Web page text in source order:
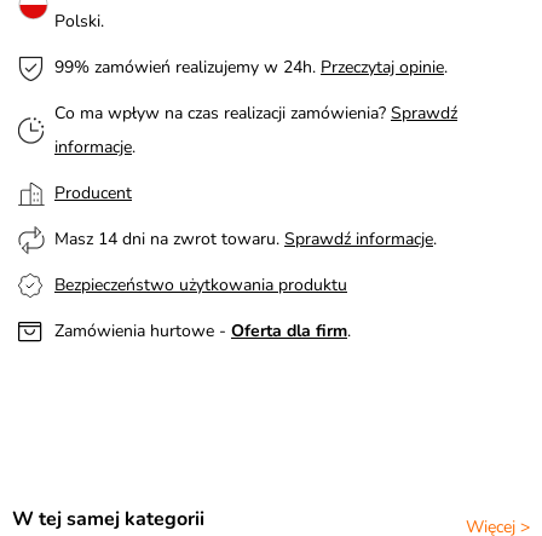
Polski.
99% zamówień realizujemy w 24h. Przeczytaj opinie.
Co ma wpływ na czas realizacji zamówienia? Sprawdź
informacje.
Producent
Masz 14 dni na zwrot towaru. Sprawdź informacje.
Bezpieczeństwo użytkowania produktu
Zamówienia hurtowe - Oferta dla firm.
Więcej >
W tej samej kategorii